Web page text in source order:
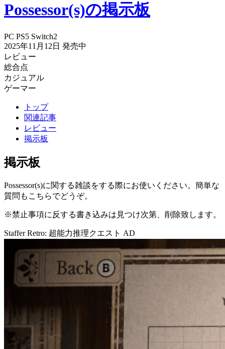
Possessor(s)の掲示板
PC PS5 Switch2
2025年11月12日 発売中
レビュー
総合点
カジュアル
ゲーマー
トップ
関連記事
レビュー
掲示板
掲示板
Possessor(s)に関する雑談をする際にお使いください。簡単な
質問もこちらでどうぞ。
※禁止事項に反する書き込みは見つけ次第、削除致します。
Staffer Retro: 超能力推理クエスト AD